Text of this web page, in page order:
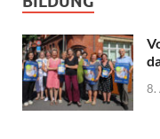
8.